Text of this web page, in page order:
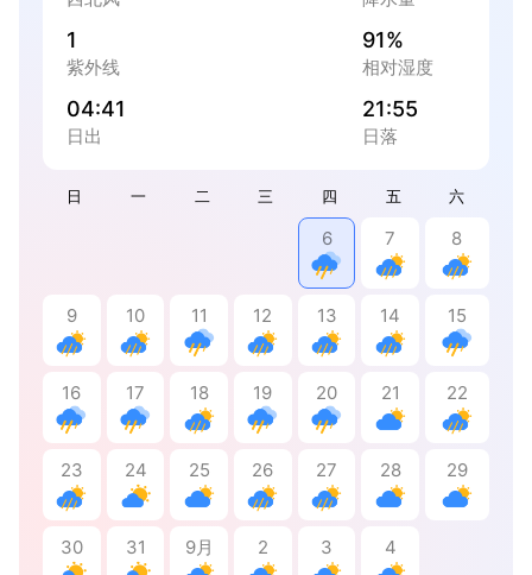
日 一 二 三 四 五 六
6 7 8
9 10 11 12 13 14 15
16 17 18 19 20 21 22
23 24 25 26 27 28 29
30 31 9月 2 3 4
1
紫外线
91%
相对湿度
04:41
日出
21:55
日落